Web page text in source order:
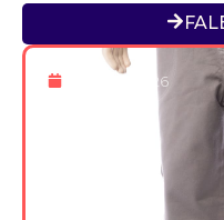
8 De Jun 2026